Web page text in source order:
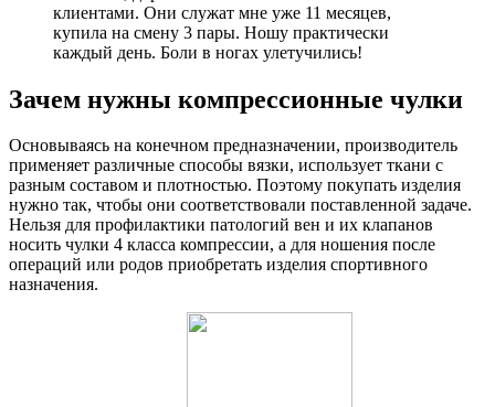
клиентами. Они служат мне уже 11 месяцев,
купила на смену 3 пары. Ношу практически
каждый день. Боли в ногах улетучились!
Зачем нужны компрессионные чулки
Основываясь на конечном предназначении, производитель
применяет различные способы вязки, использует ткани с
разным составом и плотностью. Поэтому покупать изделия
нужно так, чтобы они соответствовали поставленной задаче.
Нельзя для профилактики патологий вен и их клапанов
носить чулки 4 класса компрессии, а для ношения после
операций или родов приобретать изделия спортивного
назначения.